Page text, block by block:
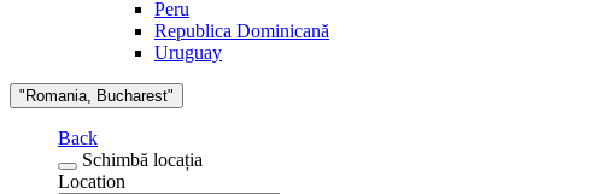
Peru
Republica Dominicană
Uruguay
"Romania, Bucharest"
Back
Schimbă locația
Location